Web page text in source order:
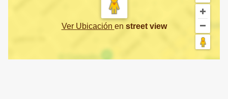
Ver Ubicación en street view